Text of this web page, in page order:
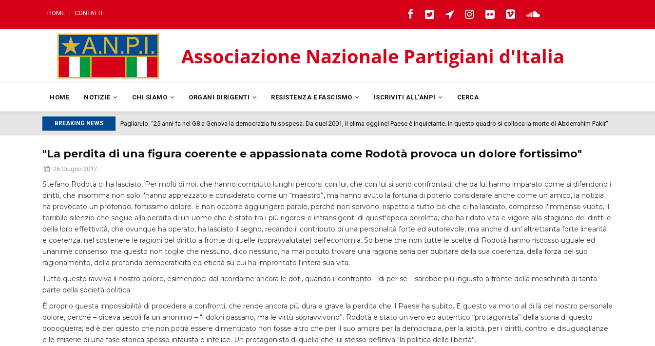
contenuto
MENU
MOBILE
HOME CONTATTI
Associazione Nazionale Partigiani d'Italia
NAVIGATION
HOME NOTIZIE CHI SIAMO ORGANI DIRIGENTI RESISTENZA E FASCISMO ISCRIVITI ALL'ANPI CERCA
BREAKING NEWS Pagliarulo: "25 anni fa nel G8 a Genova la democrazia fu sospesa. Da quel 2001, il clima oggi nel Paese è inquietante. In questo quadro si colloca la morte di Abderrahim Fakir"
"La perdita di una figura coerente e appassionata come Rodotà provoca un dolore fortissimo"
26 Giugno 2017
Stefano Rodotà ci ha lasciato. Per molti di noi, che hanno compiuto lunghi percorsi con lui, che con lui si sono confrontati, che da lui hanno imparato come si difendono i
diritti, che insomma non solo l'hanno apprezzato e considerato come un “maestro”, ma hanno avuto la fortuna di poterlo considerare anche come un amico, la notizia
ha provocato un profondo, fortissimo dolore. E non occorre aggiungere parole, perché non servono, rispetto a tutto ciò che ci ha lasciato, compreso l'immenso vuoto, il
terribile silenzio che segue alla perdita di un uomo che è stato tra i più rigorosi e intransigenti di quest'epoca derelitta, che ha ridato vita e vigore alla stagione dei diritti e
della loro effettività, che ovunque ha operato, ha lasciato il segno, recando il contributo di una personalità forte ed autorevole, ma anche di un' altrettanta forte linearità
e coerenza, nel sostenere le ragioni del diritto a fronte di quelle (sopravvalutate) dell'economia. So bene che non tutte le scelte di Rodotà hanno riscosso uguale ed
unanime consenso; ma questo non toglie che nessuno, dico nessuno, ha mai potuto trovare una ragione seria per dubitare della sua coerenza, della forza del suo
ragionamento, della profonda democraticità ed eticità su cui ha improntato l'intera sua vita.
Tutto questo ravviva il nostro dolore, esimendoci dal ricordarne ancora le doti, quando il confronto – di per sé – sarebbe più ingiusto a fronte della meschinità di tanta
parte della società politica.
È proprio questa impossibilità di procedere a confronti, che rende ancora più dura e grave la perdita che il Paese ha subito. E questo va molto al di là del nostro personale
dolore, perché – diceva secoli fa un anonimo – “i dolori passano, ma le virtù sopravvivono”. Rodotà è stato un vero ed autentico “protagonista” della storia di questo
dopoguerra; ed è per questo che non potrà essere dimenticato non fosse altro che per il suo amore per la democrazia, per la laicità, per i diritti, contro le disuguaglianze
e le miserie di una fase storica spesso infausta e infelice. Un protagonista di quella che lui stesso definiva “la politica delle libertà”.